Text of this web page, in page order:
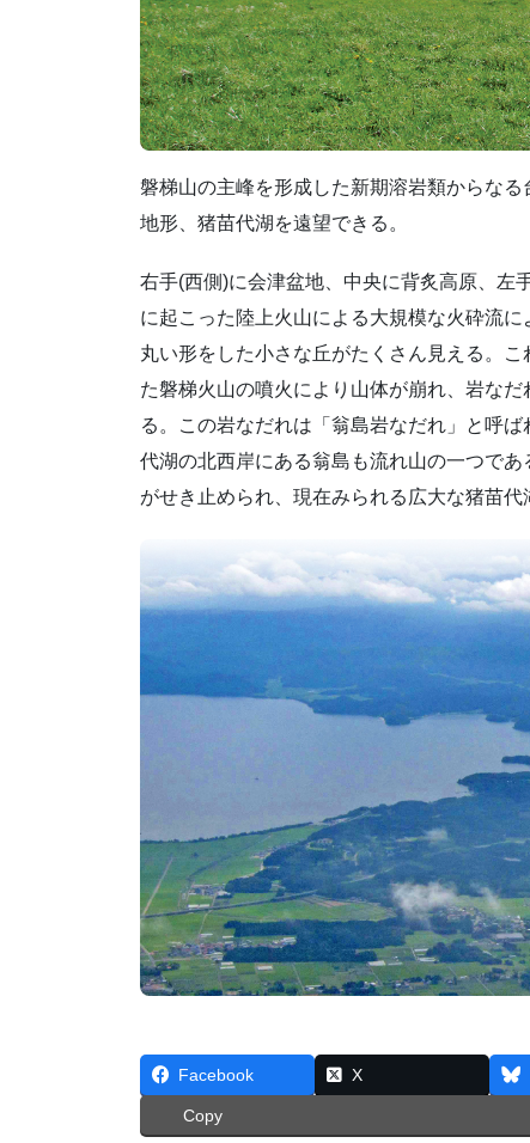
磐梯山の主峰を形成した新期溶岩類からな
地形、猪苗代湖を遠望できる。
右手(西側)に会津盆地、中央に背炙高原、左
に起こった陸上火山による大規模な火砕流
丸い形をした小さな丘がたくさん見える。
た磐梯火山の噴火により山体が崩れ、岩な
る。この岩なだれは「翁島岩なだれ」と呼
代湖の北西岸にある翁島も流れ山の一つで
がせき止められ、現在みられる広大な猪苗代
Facebook X
Copy